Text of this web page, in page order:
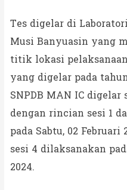
Tes digelar di
Musi Banyuasin yang
titik lokasi pelaksanaan
yang digelar pada
SNPDB MAN IC digelar
dengan rincian sesi 1
pada Sabtu, 02
sesi 4 dilaksanakan
2024.